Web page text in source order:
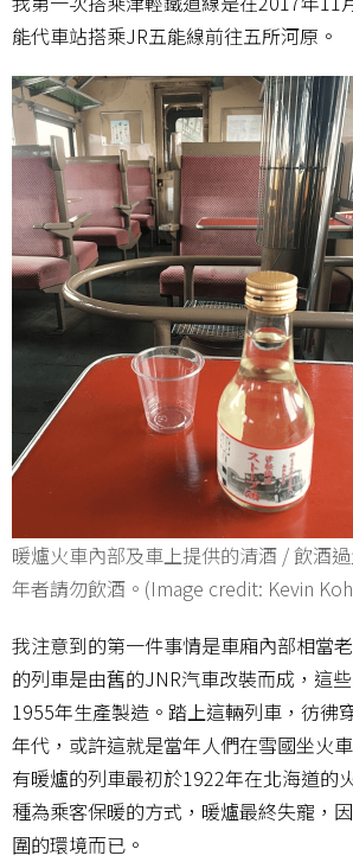
能代車站搭乘JR五能線前往五所河原。
暖爐火車內部及車上提供的清酒 / 飲酒
年者請勿飲酒。(Image credit: Kevin
我注意到的第一件事情是車廂內部相當
的列車是由舊的JNR汽車改裝而成，這
1955年生產製造。踏上這輛列車，彷彿
年代，或許這就是當年人們在雪國坐火
有暖爐的列車最初於1922年在北海道的
種為乘客保暖的方式，暖爐最終失寵，
圍的環境而已。